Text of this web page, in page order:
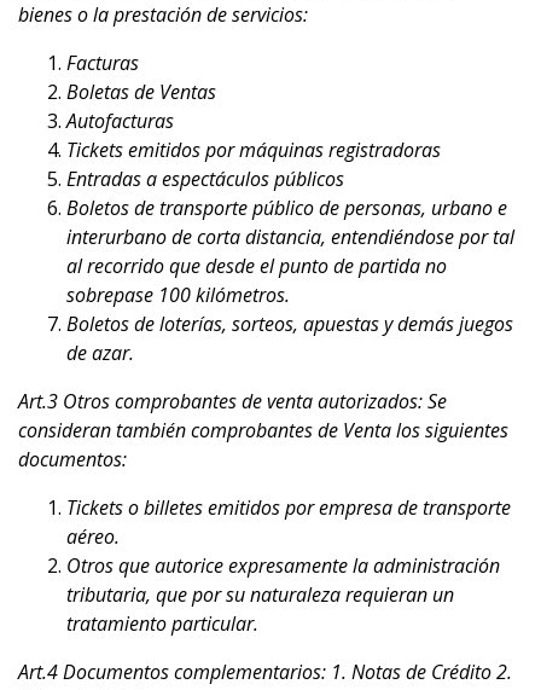
bienes o la prestación de servicios:
Facturas
Boletas de Ventas
Autofacturas
Tickets emitidos por máquinas registradoras
Entradas a espectáculos públicos
Boletos de transporte público de personas, urbano e
interurbano de corta distancia, entendiéndose por tal
al recorrido que desde el punto de partida no
sobrepase 100 kilómetros.
Boletos de loterías, sorteos, apuestas y demás juegos
de azar.
Art.3 Otros comprobantes de venta autorizados: Se
consideran también comprobantes de Venta los siguientes
documentos:
Tickets o billetes emitidos por empresa de transporte
aéreo.
Otros que autorice expresamente la administración
tributaria, que por su naturaleza requieran un
tratamiento particular.
Art.4 Documentos complementarios: 1. Notas de Crédito 2.